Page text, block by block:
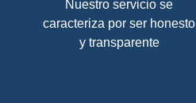
Nuestro servicio se
caracteriza por ser honesto
y transparente